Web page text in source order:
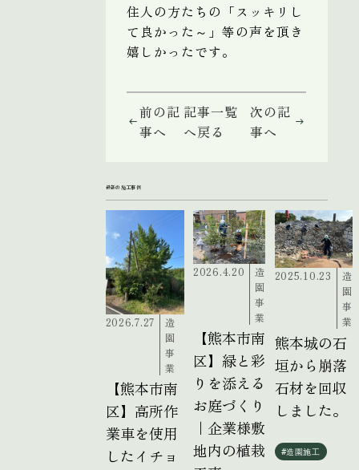
住人の方たちの「スッキリし
て良かった～」等の声を頂き
嬉しかったです。
前の記
事へ
記事一覧
へ戻る
次の記
事へ
最新の施工事例
2026.7.27
造
園
事
業
【熊本市南
区】高所作
業車を使用
したイチョ
2026.4.20
造
園
事
業
【熊本市南
区】緑と彩
りを添える
お庭づくり
｜企業様敷
地内の植栽
2025.10.23
造
園
事
業
熊本城の石
垣から崩落
石材を回収
しました。
#造園施工